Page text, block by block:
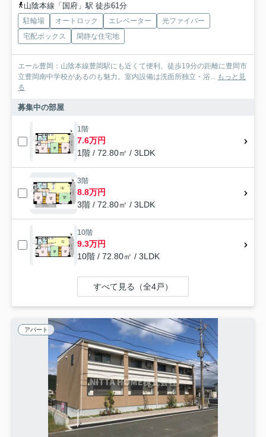
山陰本線「国府」駅 徒歩61分
駐輪場 オートロック エレベーター
光ファイバー
宅配ボックス
閑静な住宅地
エール豊岡：山陰本線豊岡駅にも近くて便利。徒歩19分の距離に豊岡市
立豊岡南中学校があるのも魅力。室内設備は洗面所独立・浴... もっと見
る
募集中の部屋
1階
7.6万円
1階 / 72.80㎡ / 3LDK
3階
8.8万円
3階 / 72.80㎡ / 3LDK
10階
9.3万円
10階 / 72.80㎡ / 3LDK
すべて見る（全4戸）
アパート